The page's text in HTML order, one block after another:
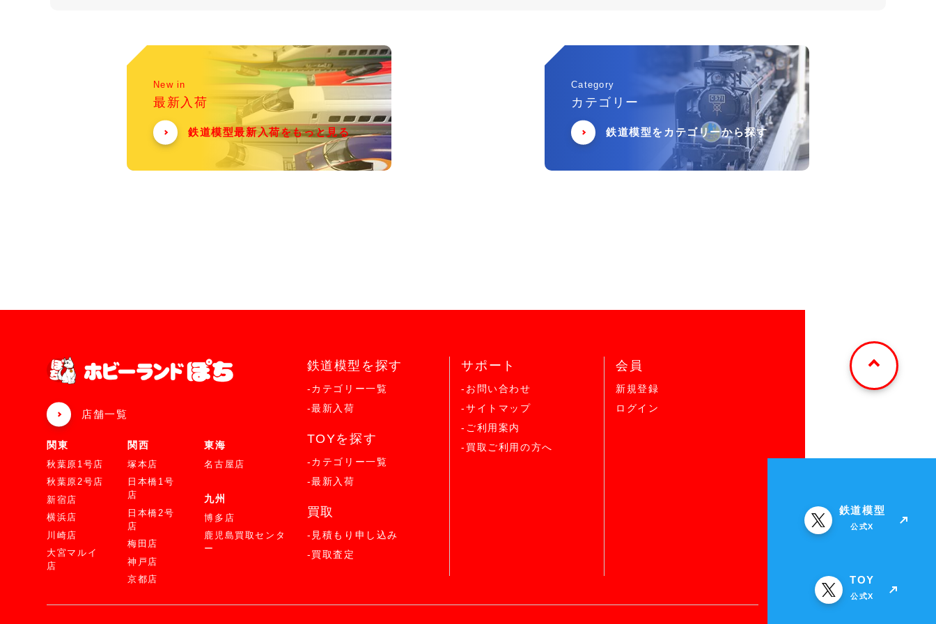
New in
最新入荷
鉄道模型最新入荷をもっと見る
Category
カテゴリー
鉄道模型をカテゴリーから探す
店舗一覧
関東
秋葉原1号店
秋葉原2号店
新宿店
横浜店
川崎店
大宮マルイ
店
関西
塚本店
日本橋1号
店
日本橋2号
店
梅田店
神戸店
京都店
東海
名古屋店
九州
博多店
鹿児島買取センタ
ー
鉄道模型を探す
-カテゴリー一覧
-最新入荷
TOYを探す
-カテゴリー一覧
-最新入荷
買取
-見積もり申し込み
-買取査定
サポート
-お問い合わせ
-サイトマップ
-ご利用案内
-買取ご利用の方へ
会員
新規登録
ログイン
鉄道模型
公式X
TOY
公式X